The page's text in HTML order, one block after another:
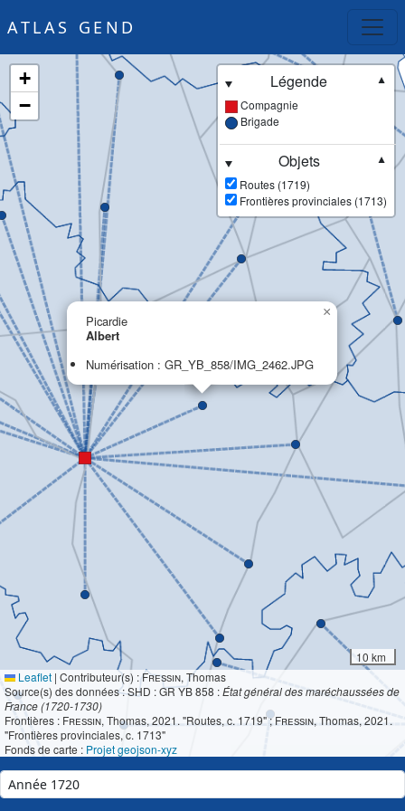
ATLAS GEND
Picardie
Albert
Numérisation : GR_YB_858/IMG_2462.JPG
×
+
−
Légende
▼
Compagnie
Brigade
Objets
▼
Routes (1719)
Frontières provinciales (1713)
10 km
Leaflet | Contributeur(s) :Fressin, Thomas
Source(s) des données : SHD : GR YB 858 :État général des maréchaussées de
France (1720-1730)
Frontières : Fressin, Thomas, 2021. "Routes, c. 1719" ;Fressin, Thomas, 2021.
"Frontières provinciales, c. 1713"
Fonds de carte : Projet geojson-xyz